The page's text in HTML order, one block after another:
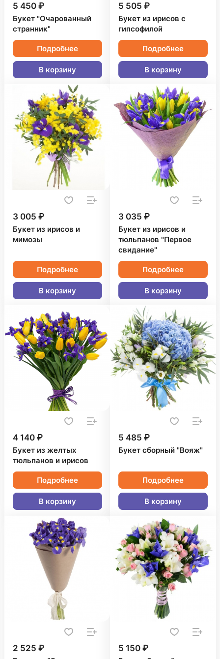
5 450 ₽
Букет "Очарованный
странник"
Подробнее
В корзину
5 505 ₽
Букет из ирисов с
гипсофилой
Подробнее
В корзину
3 005 ₽
Букет из ирисов и
мимозы
Подробнее
В корзину
3 035 ₽
Букет из ирисов и
тюльпанов "Первое
свидание"
Подробнее
В корзину
4 140 ₽
Букет из желтых
тюльпанов и ирисов
Подробнее
В корзину
5 485 ₽
Букет сборный "Вояж"
Подробнее
В корзину
2 525 ₽ 5 150 ₽